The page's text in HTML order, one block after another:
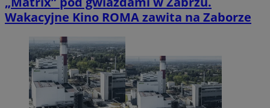
Wakacyjne Kino ROMA zawita na Zaborze